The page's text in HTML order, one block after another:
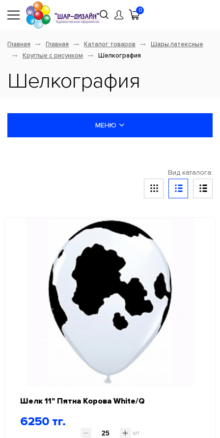
0
Главная Главная Каталог товаров
Шары латексные
Круглые с рисунком
Шелкография
Шелкография
МЕНЮ
Шар с рисунком
Шелкография
Специальные шары
ШАРЫ ФОЛЬГИРОВАННЫЕ
ГЕЛИЙ, ОБОРУДОВАНИЕ, АКСЕССУАРЫ
НОВЫЙ ГОД!
КАРНАВАЛЬНО ПРАЗДНИЧНАЯ ПРОДУКЦИЯ
Вид каталога:
Шелк 11" Пятна Корова White/Q
6250 тг.
шт